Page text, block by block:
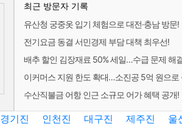
최근 방문자 기록
유산청 궁중옷 입기 체험으로 대전·충남 방문!
전기요금 동결 서민경제 부담 대책 최우선!
배추 할인 김장재료 50% 세일…수급 문제 해
이커머스 지원 한도 확대…소진공 5억 원으로
수산직불금 어항 인근 소규모 어가 혜택 공개!
경기진 인천진 대구진 제주진 울